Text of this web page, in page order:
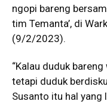
ngopi bareng
tim Temanta’, di
(9/2/2023).
“Kalau duduk
tetapi duduk
Susanto itu hal yang